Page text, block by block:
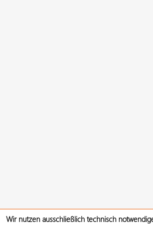
Wir nutzen ausschließlich technisch